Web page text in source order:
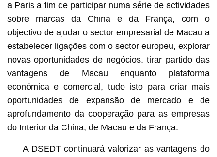
a Paris a fim de participar numa série de actividades
sobre marcas da China e da França, com o
objectivo de ajudar o sector empresarial de Macau a
estabelecer ligações com o sector europeu, explorar
novas oportunidades de negócios, tirar partido das
vantagens de Macau enquanto plataforma
económica e comercial, tudo isto para criar mais
oportunidades de expansão de mercado e de
aprofundamento da cooperação para as empresas
do Interior da China, de Macau e da França.
A DSEDT continuará valorizar as vantagens do